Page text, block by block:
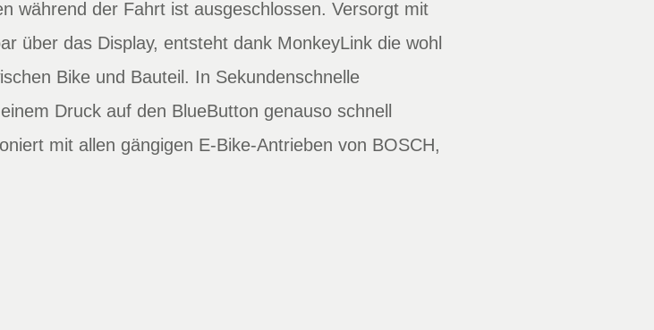
während der Fahrt ist ausgeschlossen. Versorgt mit
über das Display, entsteht dank MonkeyLink die wohl
Bike und Bauteil. In Sekundenschnelle
Druck auf den BlueButton genauso schnell
mit allen gängigen E-Bike-Antrieben von BOSCH,